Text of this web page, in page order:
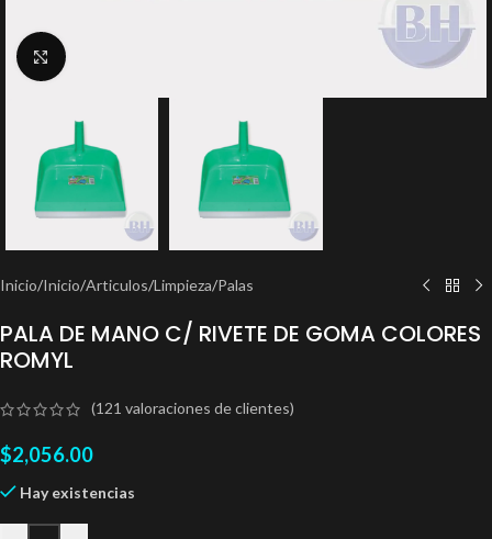
Clic para ampliar
Inicio/Inicio/Articulos/Limpieza/Palas
PALA DE MANO C/ RIVETE DE GOMA COLORES
ROMYL
(121 valoraciones de clientes)
$2,056.00
Hay existencias